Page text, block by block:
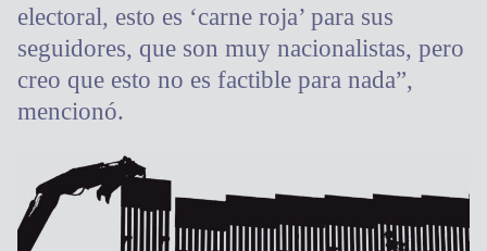
electoral, esto es ‘carne roja’ para sus
seguidores, que son muy nacionalistas, pero
creo que esto no es factible para nada”,
mencionó.